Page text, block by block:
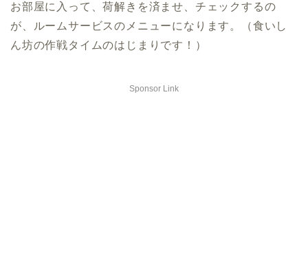
お部屋に入って、荷解きを済ませ、チェックするの
が、ルームサービスのメニューになります。（食いし
ん坊の作戦タイムのはじまりです！）
Sponsor Link